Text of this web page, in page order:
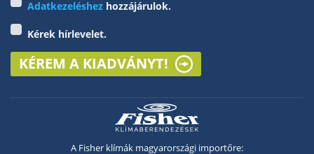
Adatkezeléshez hozzájárulok.
Kérek hírlevelet.
KÉREM A KIADVÁNYT!
A Fisher klímák magyarországi importőre: